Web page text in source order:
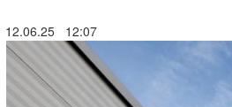
12.06.25 12:07